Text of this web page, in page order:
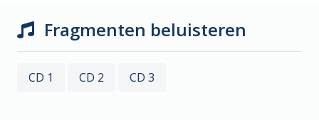
Fragmenten beluisteren
CD 1 CD 2 CD 3